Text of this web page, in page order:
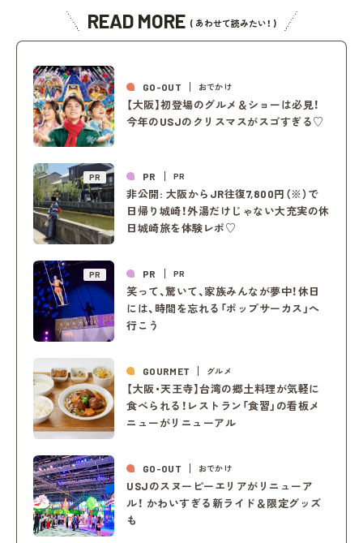
READ MORE ( あわせて読みたい！ )
GO-OUT おでかけ
【大阪】初登場のグルメ＆ショーは必見！
今年のUSJのクリスマスがスゴすぎる♡
PR PR PR
非公開: 大阪からJR往復7,800円（※）で
日帰り城崎！外湯だけじゃない大充実の休
日城崎旅を体験レポ♡
PR PR PR
笑って、驚いて、家族みんなが夢中！休日
には、時間を忘れる「ポップサーカス」へ
行こう
GOURMET グルメ
【大阪・天王寺】台湾の郷土料理が気軽に
食べられる！レストラン「食習」の看板メ
ニューがリニューアル
GO-OUT おでかけ
USJのスヌーピーエリアがリニューア
ル！ かわいすぎる新ライド＆限定グッズ
も